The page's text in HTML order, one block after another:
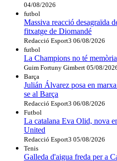
04/08/2026
futbol
Massiva reacció desagraïda
fitxatge de Diomandé
Redacció Esport3 06/08/2026
futbol
La Champions no té
Guim Fortuny Gimbert 05/08/
Barça
Julián Álvarez posa en
se al Barça
Redacció Esport3 06/08/2026
Futbol
La catalana Eva Olid, nova
United
Redacció Esport3 05/08/2026
Tenis
Galleda d'aigua freda per a